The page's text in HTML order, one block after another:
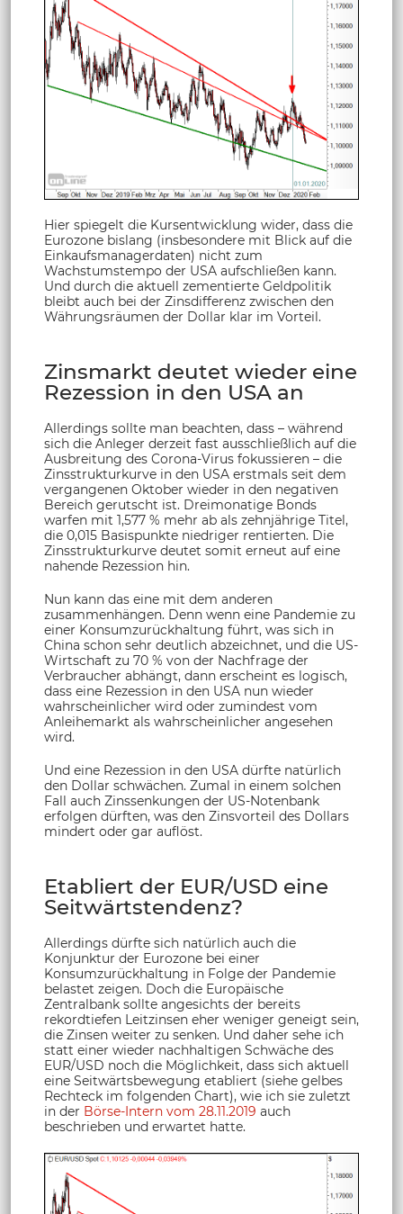
Hier spiegelt die Kursentwicklung wider, dass die
Eurozone bislang (insbesondere mit Blick auf die
Einkaufsmanagerdaten) nicht zum
Wachstumstempo der USA aufschließen kann.
Und durch die aktuell zementierte Geldpolitik
bleibt auch bei der Zinsdifferenz zwischen den
Währungsräumen der Dollar klar im Vorteil.
Zinsmarkt deutet wieder eine
Rezession in den USA an
Allerdings sollte man beachten, dass – während
sich die Anleger derzeit fast ausschließlich auf die
Ausbreitung des Corona-Virus fokussieren – die
Zinsstrukturkurve in den USA erstmals seit dem
vergangenen Oktober wieder in den negativen
Bereich gerutscht ist. Dreimonatige Bonds
warfen mit 1,577 % mehr ab als zehnjährige Titel,
die 0,015 Basispunkte niedriger rentierten. Die
Zinsstrukturkurve deutet somit erneut auf eine
nahende Rezession hin.
Nun kann das eine mit dem anderen
zusammenhängen. Denn wenn eine Pandemie zu
einer Konsumzurückhaltung führt, was sich in
China schon sehr deutlich abzeichnet, und die US-
Wirtschaft zu 70 % von der Nachfrage der
Verbraucher abhängt, dann erscheint es logisch,
dass eine Rezession in den USA nun wieder
wahrscheinlicher wird oder zumindest vom
Anleihemarkt als wahrscheinlicher angesehen
wird.
Und eine Rezession in den USA dürfte natürlich
den Dollar schwächen. Zumal in einem solchen
Fall auch Zinssenkungen der US-Notenbank
erfolgen dürften, was den Zinsvorteil des Dollars
mindert oder gar auflöst.
Etabliert der EUR/USD eine
Seitwärtstendenz?
Allerdings dürfte sich natürlich auch die
Konjunktur der Eurozone bei einer
Konsumzurückhaltung in Folge der Pandemie
belastet zeigen. Doch die Europäische
Zentralbank sollte angesichts der bereits
rekordtiefen Leitzinsen eher weniger geneigt sein,
die Zinsen weiter zu senken. Und daher sehe ich
statt einer wieder nachhaltigen Schwäche des
EUR/USD noch die Möglichkeit, dass sich aktuell
eine Seitwärtsbewegung etabliert (siehe gelbes
Rechteck im folgenden Chart), wie ich sie zuletzt
in der Börse-Intern vom 28.11.2019 auch
beschrieben und erwartet hatte.